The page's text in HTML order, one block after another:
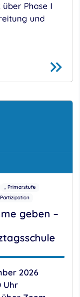
Phase I
und
geben –
Primarstufe
Partizipation
2026
Uhr